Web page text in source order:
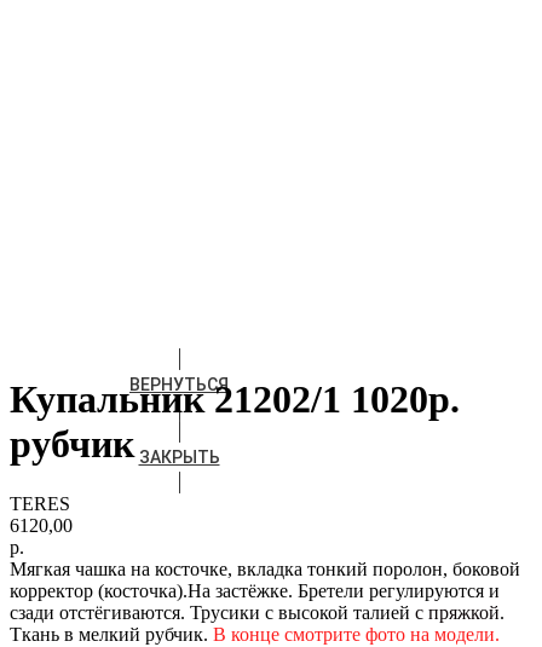
ВЕРНУТЬСЯ
ЗАКРЫТЬ
Купальник 21202/1 1020р.
рубчик
TERES
6120,00
р.
Мягкая чашка на косточке, вкладка тонкий поролон, боковой
корректор (косточка).На застёжке. Бретели регулируются и
сзади отстёгиваются. Трусики с высокой талией с пряжкой.
Ткань в мелкий рубчик. В конце смотрите фото на модели.